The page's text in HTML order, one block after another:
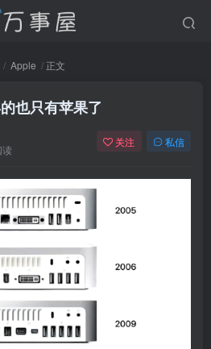
Apple 正文
也只有苹果了
关注 私信